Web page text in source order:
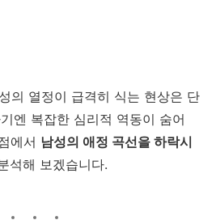
의 열정이 급격히 식는 현상은 단
엔 복잡한 심리적 역동이 숨어
에서 남성의 애정 곡선을 하락시
석해 보겠습니다.